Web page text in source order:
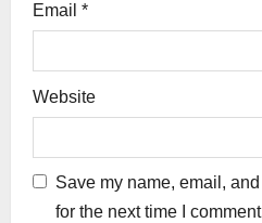
Email *
Website
Save my name, email,
for the next time I